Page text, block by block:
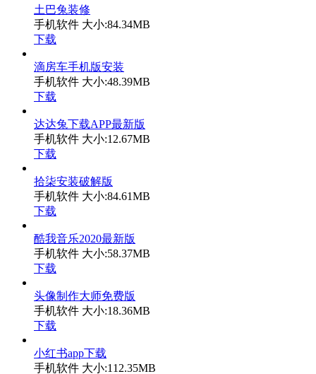
土巴兔装修
手机软件 大小:84.34MB
下载
滴房车手机版安装
手机软件 大小:48.39MB
下载
达达兔下载APP最新版
手机软件 大小:12.67MB
下载
拾柒安装破解版
手机软件 大小:84.61MB
下载
酷我音乐2020最新版
手机软件 大小:58.37MB
下载
头像制作大师免费版
手机软件 大小:18.36MB
下载
小红书app下载
手机软件 大小:112.35MB